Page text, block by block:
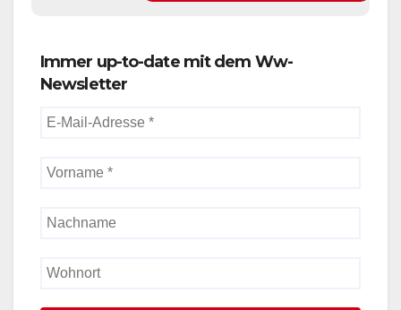
Immer up-to-date mit dem Ww-
Newsletter